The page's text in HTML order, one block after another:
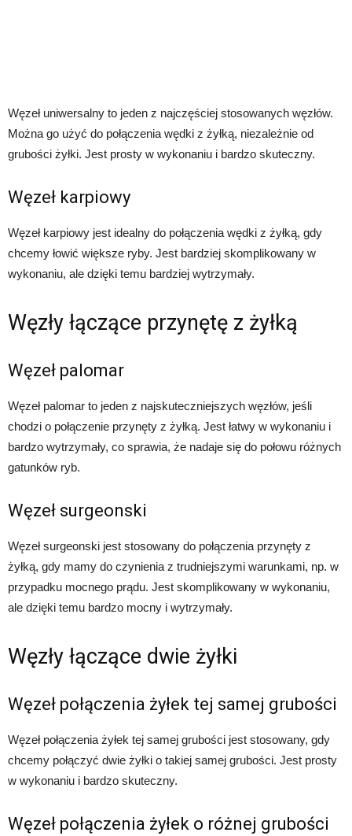
Węzeł uniwersalny to jeden z najczęściej stosowanych węzłów.
Można go użyć do połączenia wędki z żyłką, niezależnie od
grubości żyłki. Jest prosty w wykonaniu i bardzo skuteczny.
Węzeł karpiowy
Węzeł karpiowy jest idealny do połączenia wędki z żyłką, gdy
chcemy łowić większe ryby. Jest bardziej skomplikowany w
wykonaniu, ale dzięki temu bardziej wytrzymały.
Węzły łączące przynętę z żyłką
Węzeł palomar
Węzeł palomar to jeden z najskuteczniejszych węzłów, jeśli
chodzi o połączenie przynęty z żyłką. Jest łatwy w wykonaniu i
bardzo wytrzymały, co sprawia, że nadaje się do połowu różnych
gatunków ryb.
Węzeł surgeonski
Węzeł surgeonski jest stosowany do połączenia przynęty z
żyłką, gdy mamy do czynienia z trudniejszymi warunkami, np. w
przypadku mocnego prądu. Jest skomplikowany w wykonaniu,
ale dzięki temu bardzo mocny i wytrzymały.
Węzły łączące dwie żyłki
Węzeł połączenia żyłek tej samej grubości
Węzeł połączenia żyłek tej samej grubości jest stosowany, gdy
chcemy połączyć dwie żyłki o takiej samej grubości. Jest prosty
w wykonaniu i bardzo skuteczny.
Węzeł połączenia żyłek o różnej grubości